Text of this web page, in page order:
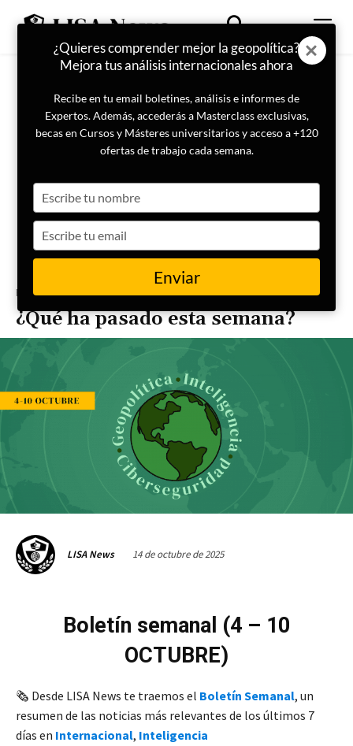
Portada Boletín Semanal
¿Qué ha pasado esta semana?
LISA News 14 de octubre de 2025
Boletín semanal (4 – 10
OCTUBRE)
🗞️ Desde LISA News te traemos el Boletín Semanal, un
resumen de las noticias más relevantes de los últimos 7
días en Internacional, Inteligencia
¿Quieres comprender mejor la geopolítica?
Mejora tus análisis internacionales ahora
Recibe en tu email boletines, análisis e informes de
Expertos. Además, accederás a Masterclass exclusivas,
becas en Cursos y Másteres universitarios y acceso a +120
ofertas de trabajo cada semana.
your
name
your
email
Enviar